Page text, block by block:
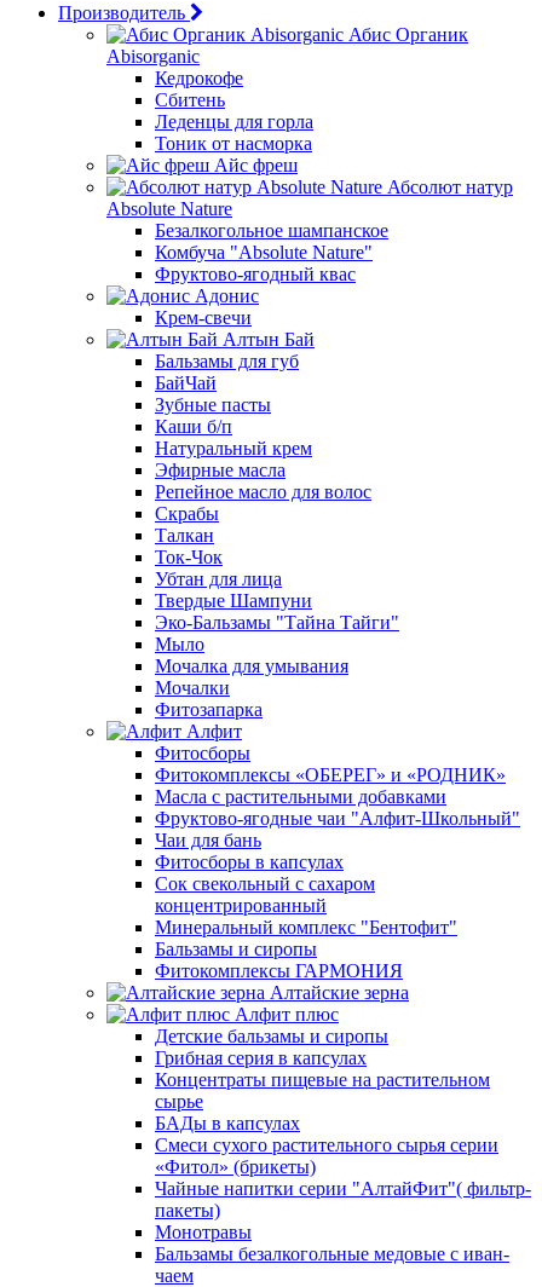
Производитель
Абис Органик
Abisorganic
Кедрокофе
Сбитень
Леденцы для горла
Тоник от насморка
Айс фреш
Абсолют натур
Absolute Nature
Безалкогольное шампанское
Комбуча "Absolute Nature"
Фруктово-ягодный квас
Адонис
Крем-свечи
Алтын Бай
Бальзамы для губ
БайЧай
Зубные пасты
Каши б/п
Натуральный крем
Эфирные масла
Репейное масло для волос
Скрабы
Талкан
Ток-Чок
Убтан для лица
Твердые Шампуни
Эко-Бальзамы "Тайна Тайги"
Мыло
Мочалка для умывания
Мочалки
Фитозапарка
Алфит
Фитосборы
Фитокомплексы «ОБЕРЕГ» и «РОДНИК»
Масла с растительными добавками
Фруктово-ягодные чаи "Алфит-Школьный"
Чаи для бань
Фитосборы в капсулах
Сок свекольный с сахаром
концентрированный
Минеральный комплекс "Бентофит"
Бальзамы и сиропы
Фитокомплексы ГАРМОНИЯ
Алтайские зерна
Алфит плюс
Детские бальзамы и сиропы
Грибная серия в капсулах
Концентраты пищевые на растительном
сырье
БАДы в капсулах
Смеси сухого растительного сырья серии
«Фитол» (брикеты)
Чайные напитки серии "АлтайФит"( фильтр-
пакеты)
Монотравы
Бальзамы безалкогольные медовые с иван-
чаем